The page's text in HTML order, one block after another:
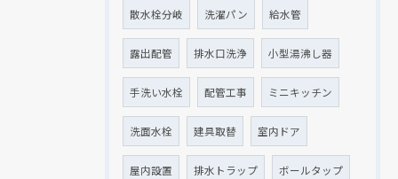
散水栓分岐 洗濯パン 給水管
露出配管 排水口洗浄 小型湯沸し器
手洗い水栓 配管工事 ミニキッチン
洗面水栓 建具取替 室内ドア
屋内設置 排水トラップ ボールタップ